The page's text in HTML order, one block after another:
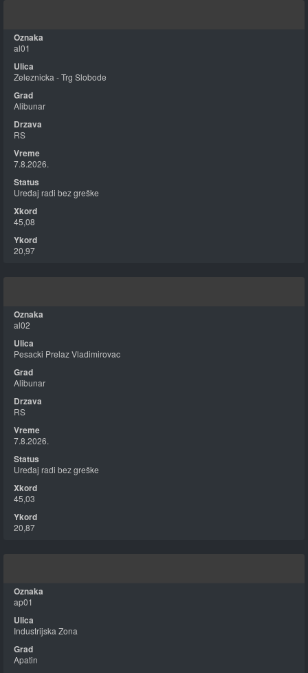
al01
Zeleznicka - Trg Slobode
Alibunar
RS
7.8.2026.
Uređaj radi bez greške
45,08
20,97
al02
Pesacki Prelaz Vladimirovac
Alibunar
RS
7.8.2026.
Uređaj radi bez greške
45,03
20,87
ap01
Industrijska Zona
Apatin